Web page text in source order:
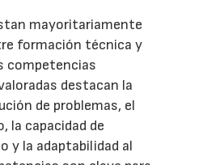
mayoritariamente
formación técnica y
competencias
destacan la
de problemas, el
la capacidad de
y la adaptabilidad al